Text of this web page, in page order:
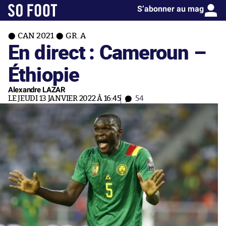
S’abonner au mag
CAN 2021 GR. A
En direct : Cameroun –
Éthiopie
Alexandre LAZAR
LE JEUDI 13 JANVIER 2022 À 16:45 54